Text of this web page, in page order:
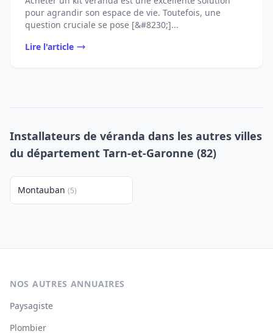
pour agrandir son espace de vie. Toutefois, une
question cruciale se pose [&#8230;]...
Lire l'article
Installateurs de véranda dans les autres villes
du département Tarn-et-Garonne (82)
Montauban (5)
NOS AUTRES ANNUAIRES
Paysagiste
Plombier